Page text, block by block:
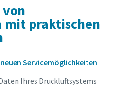
für
Kompressoren finden Sie in
mit praktischen
Servicemöglichkeiten
Ihres Druckluftsystems